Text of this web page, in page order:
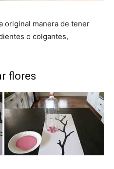
original manera de tener
o colgantes,
flores